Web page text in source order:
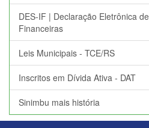
DES-IF | Declaração Eletrônica
Financeiras
Leis Municipais - TCE/RS
Inscritos em Dívida Ativa - DAT
Sinimbu mais história